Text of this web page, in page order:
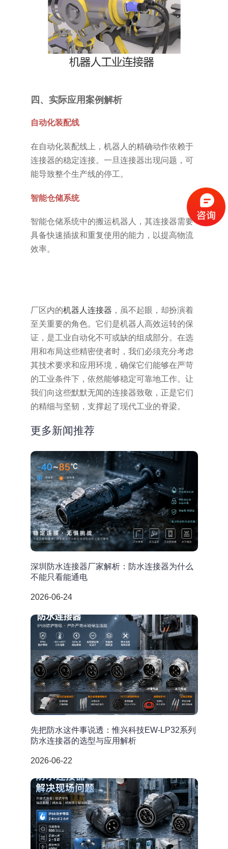
四、实际应用案例解析
自动化装配线
在自动化装配线上，机器人的精确动作依赖于
连接器的稳定连接。一旦连接器出现问题，可
能导致整个生产线的停工。
智能仓储系统
智能仓储系统中的搬运机器人，其连接器需要
具备快速插拔和重复使用的能力，以提高物流
效率。
厂区内的机器人连接器 ，虽不起眼，却扮演着
至关重要的角色。它们是机器人高效运转的保
证，是工业自动化不可或缺的组成部分。在选
用和布局这些精密使者时，我们必须充分考虑
其技术要求和应用环境，确保它们能够在严苛
的工业条件下，依然能够稳定可靠地工作。让
我们向这些默默无闻的连接器致敬，正是它们
的精细与坚韧，支撑起了现代工业的脊梁。
更多新闻推荐
深圳防水连接器厂家解析：防水连接器为什么
不能只看能通电
2026-06-24
先把防水这件事说透：惟兴科技EW-LP32系列
防水连接器的选型与应用解析
2026-06-22